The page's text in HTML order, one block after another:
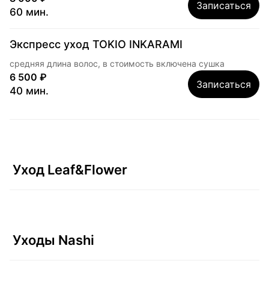
60 мин.
Записаться
Экспресс уход TOKIO INKARAMI
средняя длина волос, в стоимость включена сушка
6 500 ₽
40 мин.
Записаться
Уход Leaf&Flower
Уходы Nashi